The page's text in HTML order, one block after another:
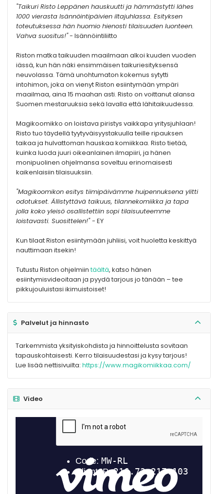
"Taikuri Risto Leppänen hauskuutti ja hämmästytti lähes
1000 vierasta Isännöintipäivien iltajuhlassa. Esityksen
toteutuksessa hän huomio hienosti tilaisuuden luonteen.
Vahva suositus!"- Isännöintiliitto
Riston matka taikuuden maailmaan alkoi kuuden vuoden
iässä, kun hän näki ensimmäisen taikuriesityksensä
neuvolassa. Tämä unohtumaton kokemus sytytti
intohimon, joka on vienyt Riston esiintymään ympäri
maailmaa, aina 15 maahan asti. Risto on voittanut alansa
Suomen mestaruuksia sekä lavalla että lähitaikuudessa.
Magikoomikko on loistava piristys vaikkapa yritysjuhlaan!
Risto tuo täydellä tyytyväisyystakuulla teille ripauksen
taikaa ja hulvattoman hauskaa komiikkaa. Risto tietää,
kuinka luoda juuri oikeanlainen ilmapiiri, ja hänen
monipuolinen ohjelmansa soveltuu erinomaisesti
kaikenlaisiin tilaisuuksiin.
"Magikoomikon esitys tiimipäivämme huipennuksena ylitti
odotukset. Ällistyttävä taikuus, tilannekomiikka ja tapa
jolla koko yleisö osallistettiin sopi tilaisuuteemme
loistavasti. Suosittelen!"- EY
Kun tilaat Riston esiintymään juhliisi, voit huoletta keskittyä
nauttimaan itsekin!
Tutustu Riston ohjelmiintäältä, katso hänen
esiintymisvideoitaan ja pyydä tarjous jo tänään – tee
pikkujouluistasi ikimuistoiset!
Palvelut ja hinnasto
Tarkemmista yksityiskohdista ja hinnoittelusta sovitaan
tapauskohtaisesti. Kerro tilaisuudestasi ja kysy tarjous!
Lue lisää nettisivuilta: https://www.magikomiikkaa.com/
Video